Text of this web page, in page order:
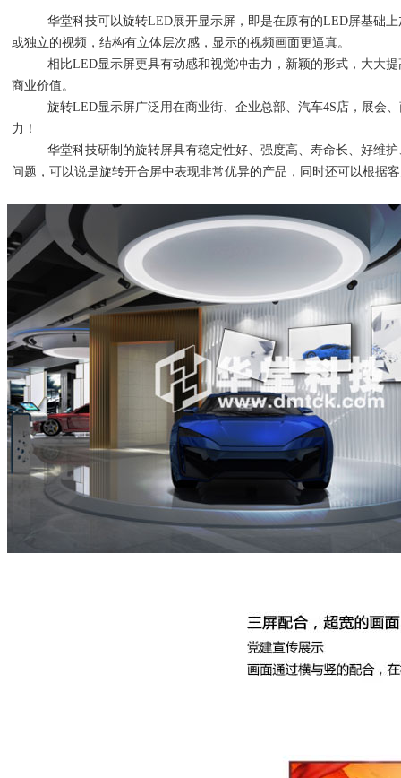
华堂科技可以旋转LED展开显示屏，即是在原有的LED屏基础
或独立的视频，结构有立体层次感，显示的视频画面更逼真。
相比LED显示屏更具有动感和视觉冲击力，新颖的形式，大大
商业价值。
旋转LED显示屏广泛用在商业街、企业总部、汽车4S店，展会
力！
华堂科技研制的旋转屏具有稳定性好、强度高、寿命长、好维
问题，可以说是旋转开合屏中表现非常优异的产品，同时还可以根据